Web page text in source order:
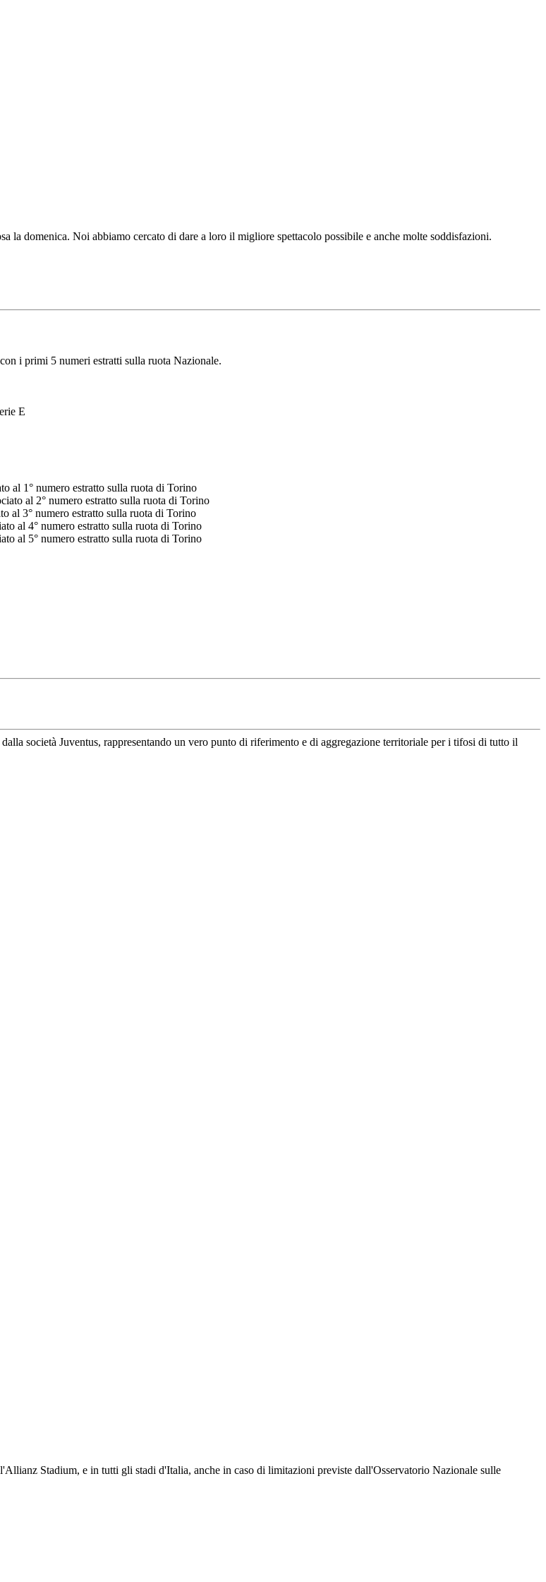
la domenica. Noi abbiamo cercato di dare a loro il migliore spettacolo possibile e anche molte soddisfazioni.
i primi 5 numeri estratti sulla ruota Nazionale.
E
al 1° numero estratto sulla ruota di Torino
al 2° numero estratto sulla ruota di Torino
al 3° numero estratto sulla ruota di Torino
al 4° numero estratto sulla ruota di Torino
al 5° numero estratto sulla ruota di Torino
società Juventus, rappresentando un vero punto di riferimento e di aggregazione territoriale per i tifosi di tutto il
Stadium, e in tutti gli stadi d'Italia, anche in caso di limitazioni previste dall'Osservatorio Nazionale sulle